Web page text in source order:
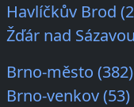
Havlíčkův Brod
Žďár nad
Brno-město (382)
Brno-venkov (53)